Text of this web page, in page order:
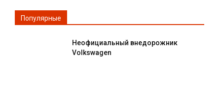
Популярные
Неофициальный внедорожник
Volkswagen